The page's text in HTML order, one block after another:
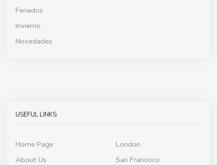
Feriados
Invierno
Novedades
USEFUL LINKS
Home Page
About Us
London
San Francisco